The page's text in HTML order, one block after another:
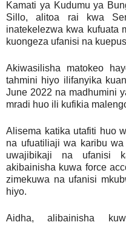
Kamati ya Kudumu ya
Sillo, alitoa rai kwa
inatekelezwa kwa kufuata
kuongeza ufanisi na
Akiwasilisha matokeo
tahmini hiyo ilifanyika
June 2022 na madhumini
mradi huo ili kufikia
Alisema katika utafiti huo
na ufuatiliaji wa karibu
uwajibikaji na ufanisi
akibainisha kuwa force
zimekuwa na ufanisi
hiyo.
Aidha, alibainisha